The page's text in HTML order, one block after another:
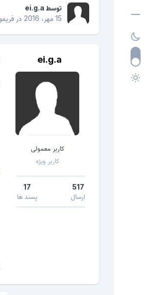
توسط ei.g.a
15 مهر، 2016
در
ei.g.a
کاربر معمولی
کاربر ویژه
517
ارسال
17
پسند ها